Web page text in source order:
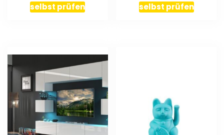
selbst prüfen selbst prüfen